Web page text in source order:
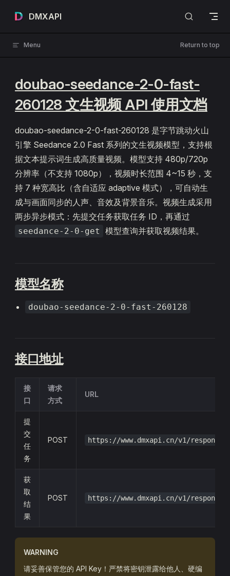
Skip to content
DMXAPI
Menu Return to top
doubao-seedance-2-0-fast-
260128 文生视频 API 使用文档
doubao-seedance-2-0-fast-260128 是字节跳动火山
引擎 Seedance 2.0 Fast 系列的文生视频模型，支持根
据文本提示词生成高质量视频。模型支持 480p/720p
分辨率（不支持 1080p），视频时长范围 4~15 秒，支
持 7 种宽高比（含自适应 adaptive 模式），可自动生
成与画面同步的人声、音效及背景音乐。视频生成采用
两步异步模式：先提交任务获取任务 ID，再通过
seedance-2-0-get 模型查询并获取视频结果。
模型名称
doubao-seedance-2-0-fast-260128
接口地址
接
口
请求
方式
URL
提
交
任
务
POST https://www.dmxapi.cn/v1/responses
获
取
结
果
POST https://www.dmxapi.cn/v1/responses
WARNING
请妥善保管您的 API Key！严禁将密钥泄露给他人、硬编